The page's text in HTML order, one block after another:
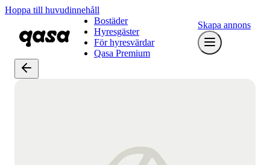
Hoppa till huvudinnehåll
Bostäder
Hyresgäster
För hyresvärdar
Qasa Premium
Skapa annons